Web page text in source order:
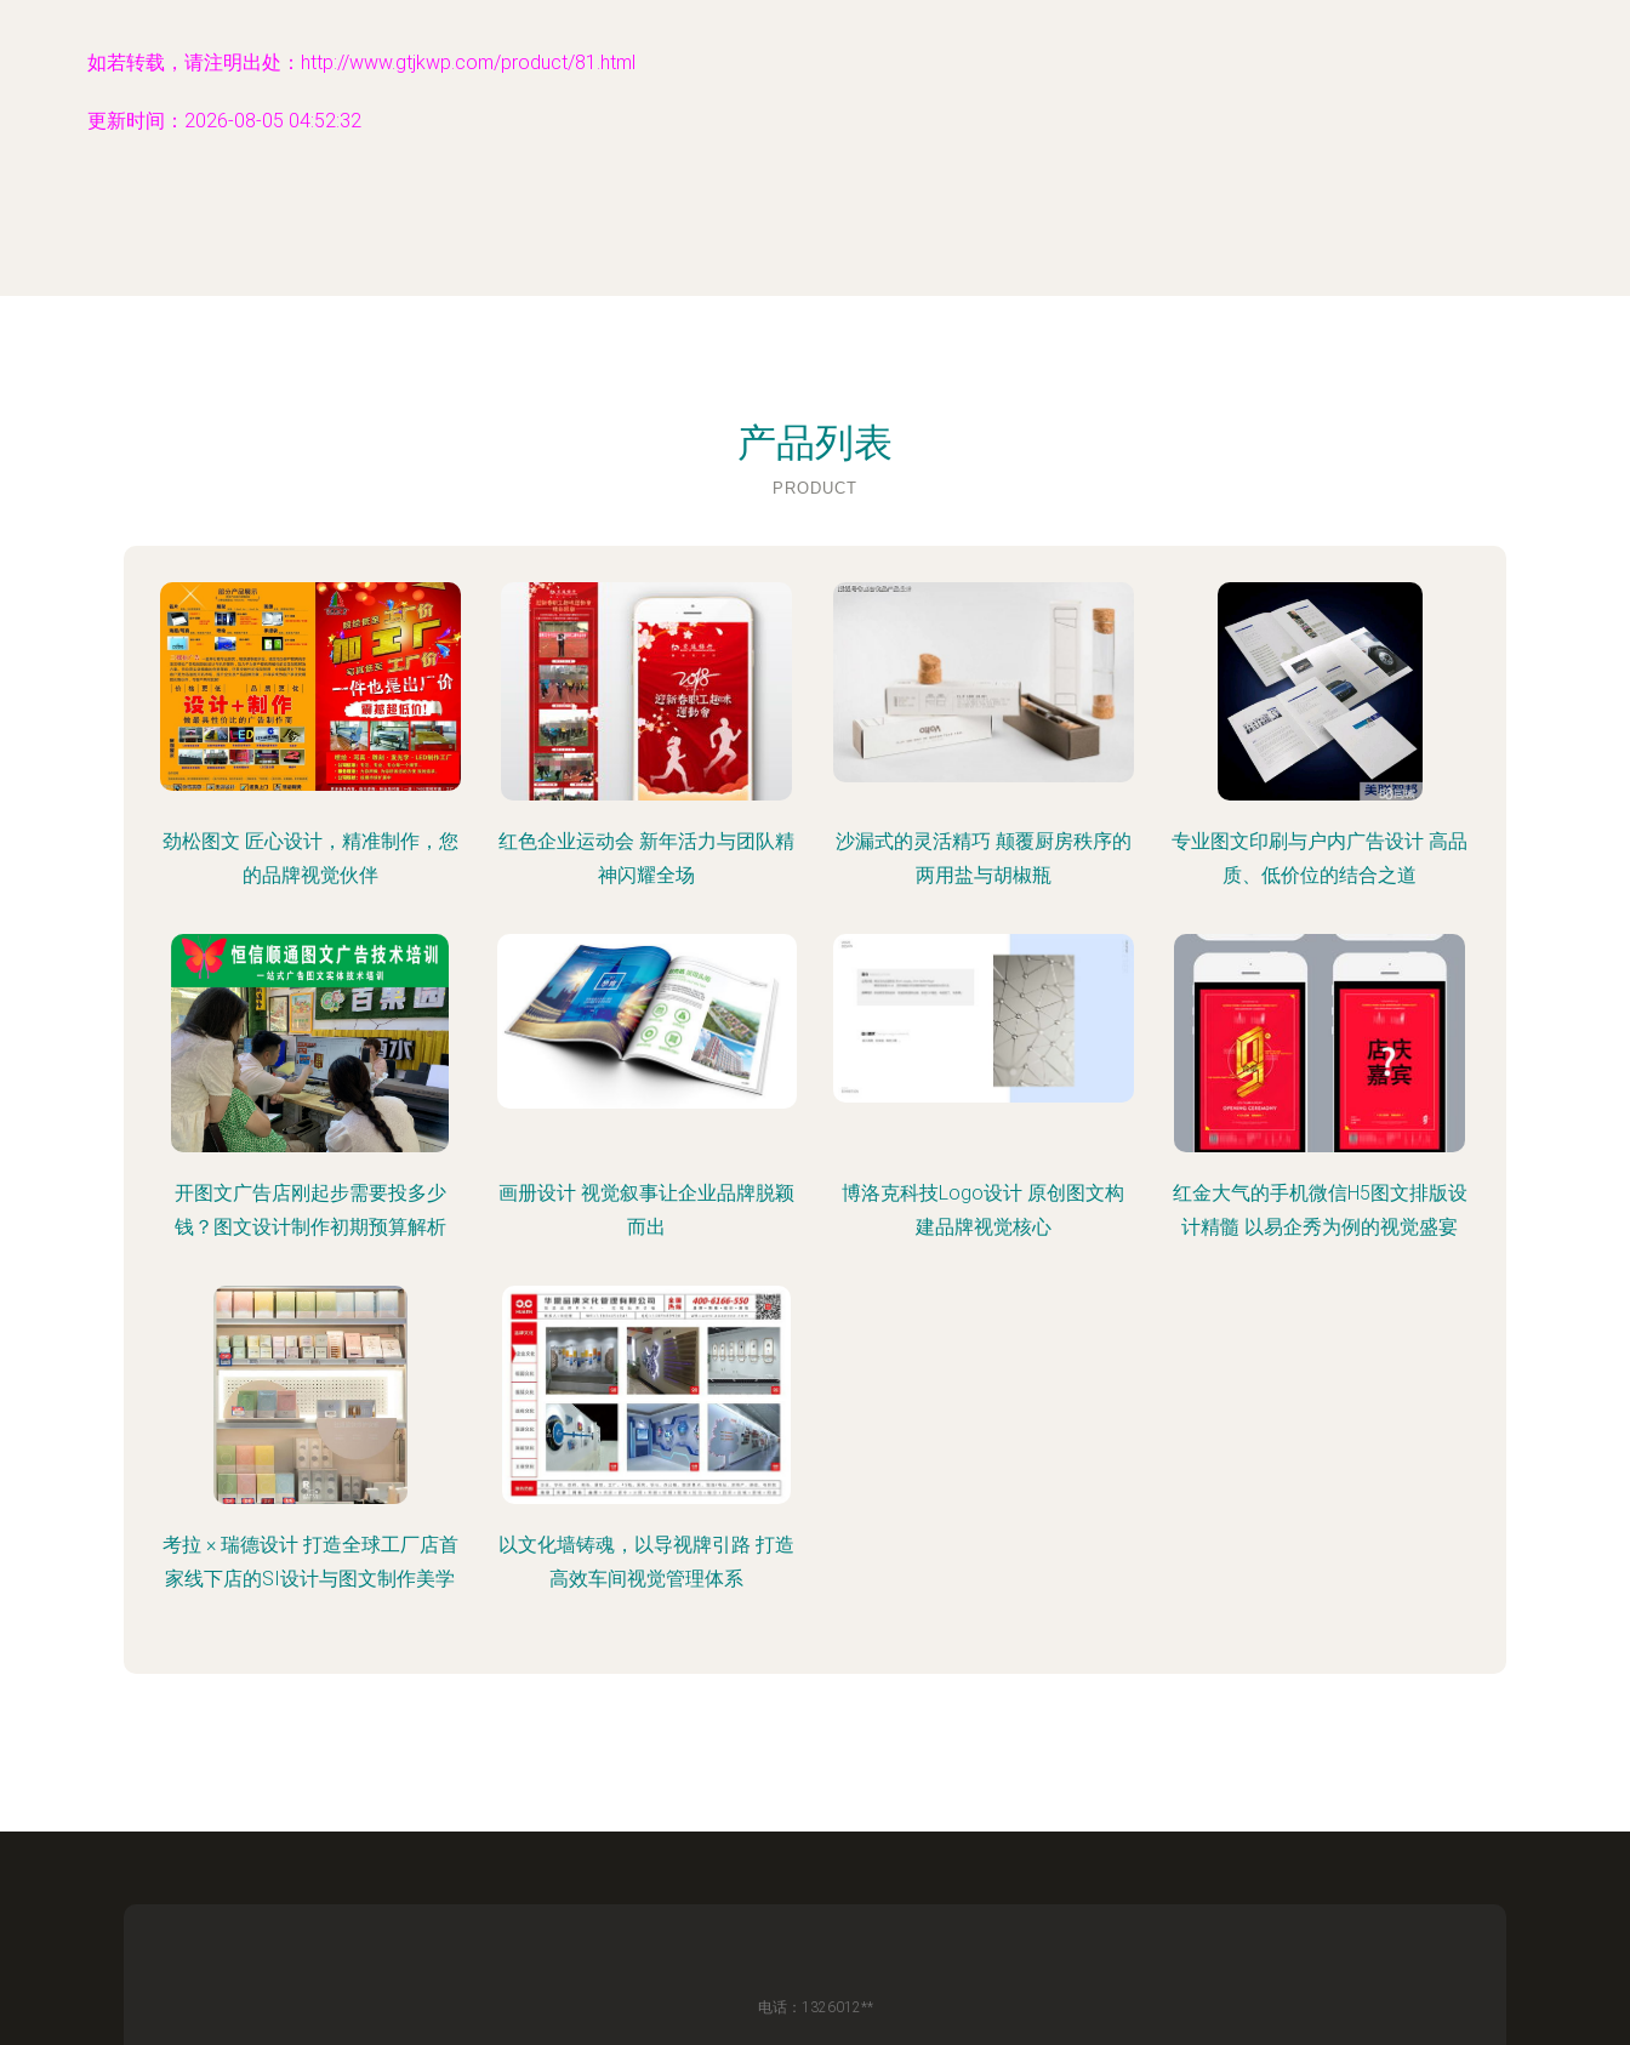
如若转载，请注明出处：http://www.gtjkwp.com/product/81.html
更新时间：2026-08-05 04:52:32
产品列表
PRODUCT
劲松图文 匠心设计，精准制作，您
的品牌视觉伙伴
红色企业运动会 新年活力与团队精
神闪耀全场
沙漏式的灵活精巧 颠覆厨房秩序的
两用盐与胡椒瓶
专业图文印刷与户内广告设计 高品
质、低价位的结合之道
开图文广告店刚起步需要投多少
钱？图文设计制作初期预算解析
画册设计 视觉叙事让企业品牌脱颖
而出
博洛克科技Logo设计 原创图文构
建品牌视觉核心
红金大气的手机微信H5图文排版设
计精髓 以易企秀为例的视觉盛宴
考拉 × 瑞德设计 打造全球工厂店首
家线下店的SI设计与图文制作美学
以文化墙铸魂，以导视牌引路 打造
高效车间视觉管理体系
电话：1326012**